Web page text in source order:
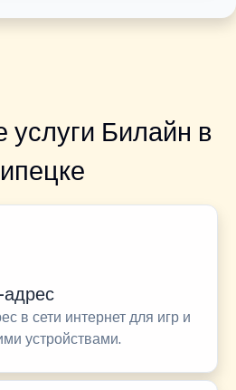
услуги Билайн в
адрес
в сети интернет для игр и
устройствами.